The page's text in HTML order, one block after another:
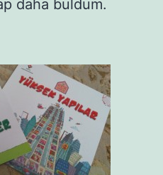
daha buldum.